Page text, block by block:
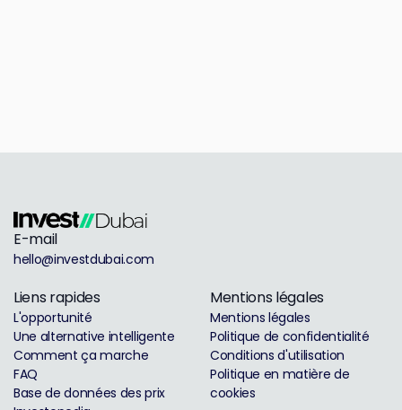
E-mail
hello@investdubai.com
Liens rapides
L'opportunité
Une alternative intelligente
Comment ça marche
FAQ
Base de données des prix
Mentions légales
Mentions légales
Politique de confidentialité
Conditions d'utilisation
Politique en matière de
cookies